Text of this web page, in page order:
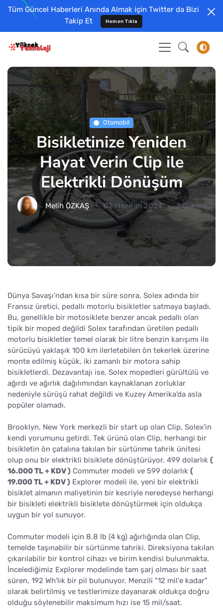
Tüm Güncel Haberleri Anında Almak için Twitter da Bizi
Takip Et
Hemen Tıkla
Otomobil
Bisikletinize Yeniden
Hayat Verin Clip ile
Elektrikli Dönüşüm
Melih ÖZKAŞ 02 Haziran 2024 2 Dakika
Dünya Savaşı'ndan kısa bir süre sonra, Solex adında bir
Fransız üretici, pedallı motorlu bisikletler satmaya başladı.
Bu, genellikle bir motosiklete benzer ancak pedallı olan
tipik bir moped değildi Solex tarafından üretilen pedallı
motorlu bisikletler temel olarak bir litre benzin karışımı ile
sürücüyü yaklaşık 100 km ilerletebilen ön tekerlek üzerine
monte edilmiş küçük, iki zamanlı bir motora sahip
bisikletlerdi. Dezavantajı ise, Solex mopedleri gürültülü ve
ağırdı ve ağırlık dağılımından kaynaklanan zorluklar
nedeniyle sürüşü rahat değildi ve Kuzey Amerika'da asla
popüler olamadı.
Brooklyn, New York merkezli bir start up olan Clip, Solex'in
kendi yorumunu getirdi. Tek ürünü olan Clip, herhangi bir
bisikletin ön çatalına takılan bir sürtünme tahrik ünitesi
olup onu bir elektrikli bisiklete dönüştürüyor. 499 dolarlık (
16.000 TL + KDV ) Commuter modeli ve 599 dolarlık (
19.000 TL + KDV ) Explorer modeli ile, yeni bir elektrikli
bisiklet almanın maliyetinin bir kesriyle neredeyse herhangi
bir bisikleti elektrikli bisiklete dönüştürmek için oldukça
uygun bir yol sunuyor.
Commuter modeli için 8.8 lb (4 kg) ağırlığında olan Clip,
temelde taşınabilir bir sürtünme tahriki. Direksiyona takılan
çıkarılabilir bir kontrol cihazı ve birim kendisi bulunmakta.
İncelediğimiz Explorer modelinde tam şarj olması bir saat
süren, 192 Wh'lık bir pil bulunuyor. Menzili "12 mil'e kadar"
olarak belirtilmiş ve testlerimize dayanarak oldukça doğru
olduğu söylenebilir maksimum hızı ise 15 mil/saat.